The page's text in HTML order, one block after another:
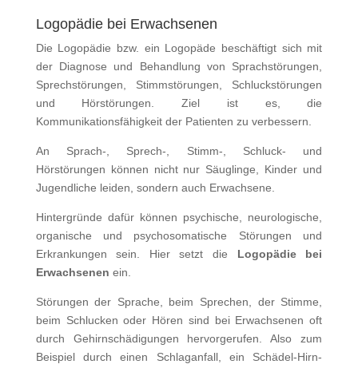
Logopädie bei Erwachsenen
Die Logopädie bzw. ein Logopäde beschäftigt sich mit
der Diagnose und Behandlung von Sprachstörungen,
Sprechstörungen, Stimmstörungen, Schluckstörungen
und Hörstörungen. Ziel ist es, die
Kommunikationsfähigkeit der Patienten zu verbessern.
An Sprach-, Sprech-, Stimm-, Schluck- und
Hörstörungen können nicht nur Säuglinge, Kinder und
Jugendliche leiden, sondern auch Erwachsene.
Hintergründe dafür können psychische, neurologische,
organische und psychosomatische Störungen und
Erkrankungen sein. Hier setzt die Logopädie bei
Erwachsenen ein.
Störungen der Sprache, beim Sprechen, der Stimme,
beim Schlucken oder Hören sind bei Erwachsenen oft
durch Gehirnschädigungen hervorgerufen. Also zum
Beispiel durch einen Schlaganfall, ein Schädel-Hirn-